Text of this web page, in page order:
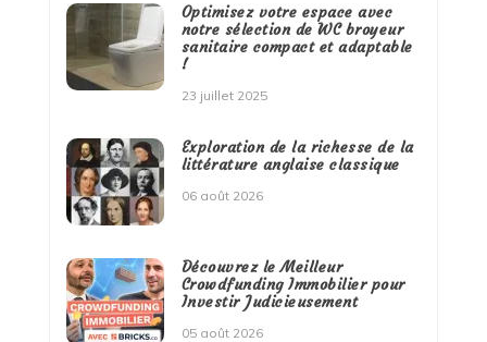
Optimisez votre espace avec
notre sélection de WC broyeur
sanitaire compact et adaptable
!
23 juillet 2025
Exploration de la richesse de la
littérature anglaise classique
06 août 2026
Découvrez le Meilleur
Crowdfunding Immobilier pour
Investir Judicieusement
05 août 2026